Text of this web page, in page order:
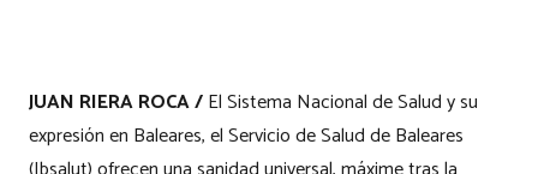
JUAN RIERA ROCA /El Sistema Nacional de Salud y su
expresión en Baleares, el Servicio de Salud de Baleares